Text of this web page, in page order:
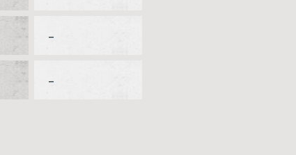
–
–